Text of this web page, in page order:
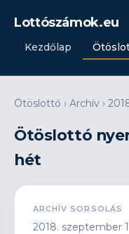
Lottószámok.eu
Kezdőlap
Ötöslottó › Archív ›
Ötöslottó
hét
ARCHÍV SORSOLÁS
2018. szeptember